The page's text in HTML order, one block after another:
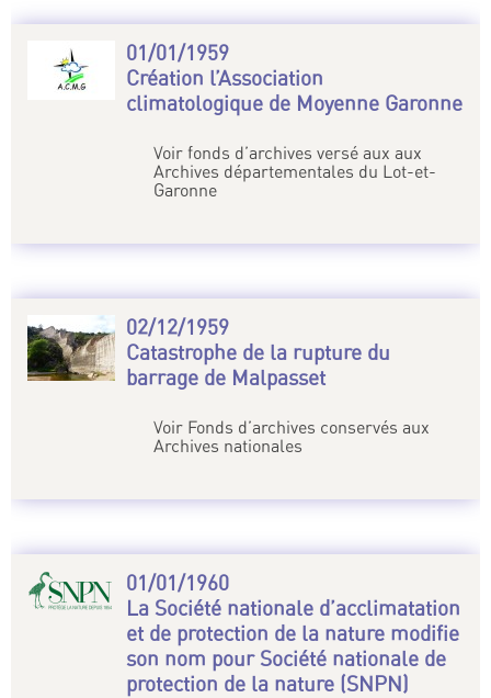
01/01/1959
Création l’Association
climatologique de Moyenne Garonne
Voir fonds d’archives versé aux aux
Archives départementales du Lot-et-
Garonne
02/12/1959
Catastrophe de la rupture du
barrage de Malpasset
Voir Fonds d’archives conservés aux
Archives nationales
01/01/1960
La Société nationale d’acclimatation
et de protection de la nature modifie
son nom pour Société nationale de
protection de la nature (SNPN)